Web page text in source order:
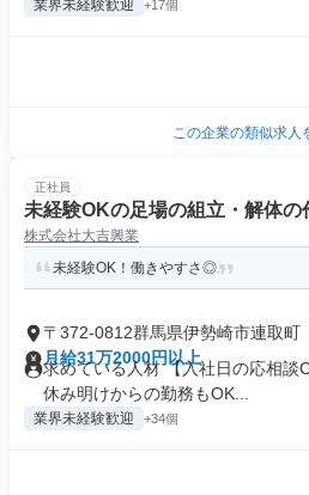
業界未経験歓迎 +17個
この企業の類似求人
正社員
未経験OKの足場の組立・解体の
株式会社大吉興業
未経験OK！働きやすさ◎
〒372-0812群馬県伊勢崎市連取町
月給31万2000円以上
求めている人材 【入社日の応相談
休み明けからの勤務もOK...
業界未経験歓迎 +34個